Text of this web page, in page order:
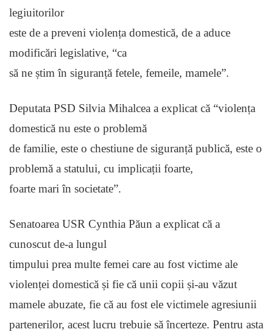
legiuitorilor
este de a preveni violența domestică, de a aduce
modificări legislative, “ca
să ne știm în siguranță fetele, femeile, mamele”.
Deputata PSD Silvia Mihalcea a explicat că “violența
domestică nu este o problemă
de familie, este o chestiune de siguranță publică, este o
problemă a statului, cu implicații foarte,
foarte mari în societate”.
Senatoarea USR Cynthia Păun a explicat că a
cunoscut de-a lungul
timpului prea multe femei care au fost victime ale
violenței domestică și fie că unii copii și-au văzut
mamele abuzate, fie că au fost ele victimele agresiunii
partenerilor, acest lucru trebuie să încerteze. Pentru asta